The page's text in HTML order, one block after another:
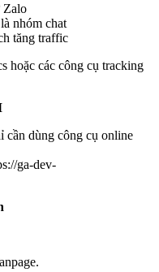
Zalo
nhóm chat
tăng traffic
hoặc các công cụ tracking
cần dùng công cụ online
ga-dev-